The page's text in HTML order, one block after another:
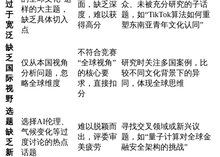
过
于
宽
泛
样的大主题，
缺乏具体切入
点
面，缺乏深
度，难以获
得高分
众、未被充分研究的子话
题，如“TikTok算法如何重
塑东南亚青年文化认同”
缺
乏
国
际
视
野
仅从本国视角
分析问题，忽
略全球维度
不符合竞赛
“全球视角”
的核心要
求，直接扣
分
研究时关注多国案例，比
较不同文化背景下的异
同，体现全球思维
选
题
缺
乏
新
选择AI伦理、
气候变化等过
度讨论的热点
话题
难以脱颖而
出，评委审
美疲劳
寻找交叉领域或新兴议
题，如“量子计算对全球金
融安全架构的挑战”